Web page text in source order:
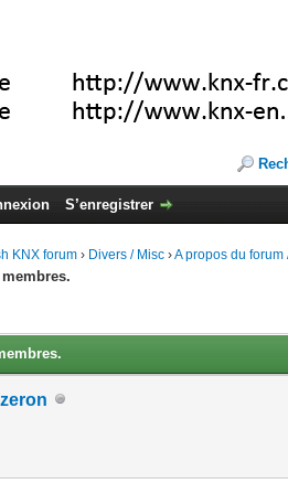
S’enregistrer
KNX forum › Divers / Misc ›A propos du forum